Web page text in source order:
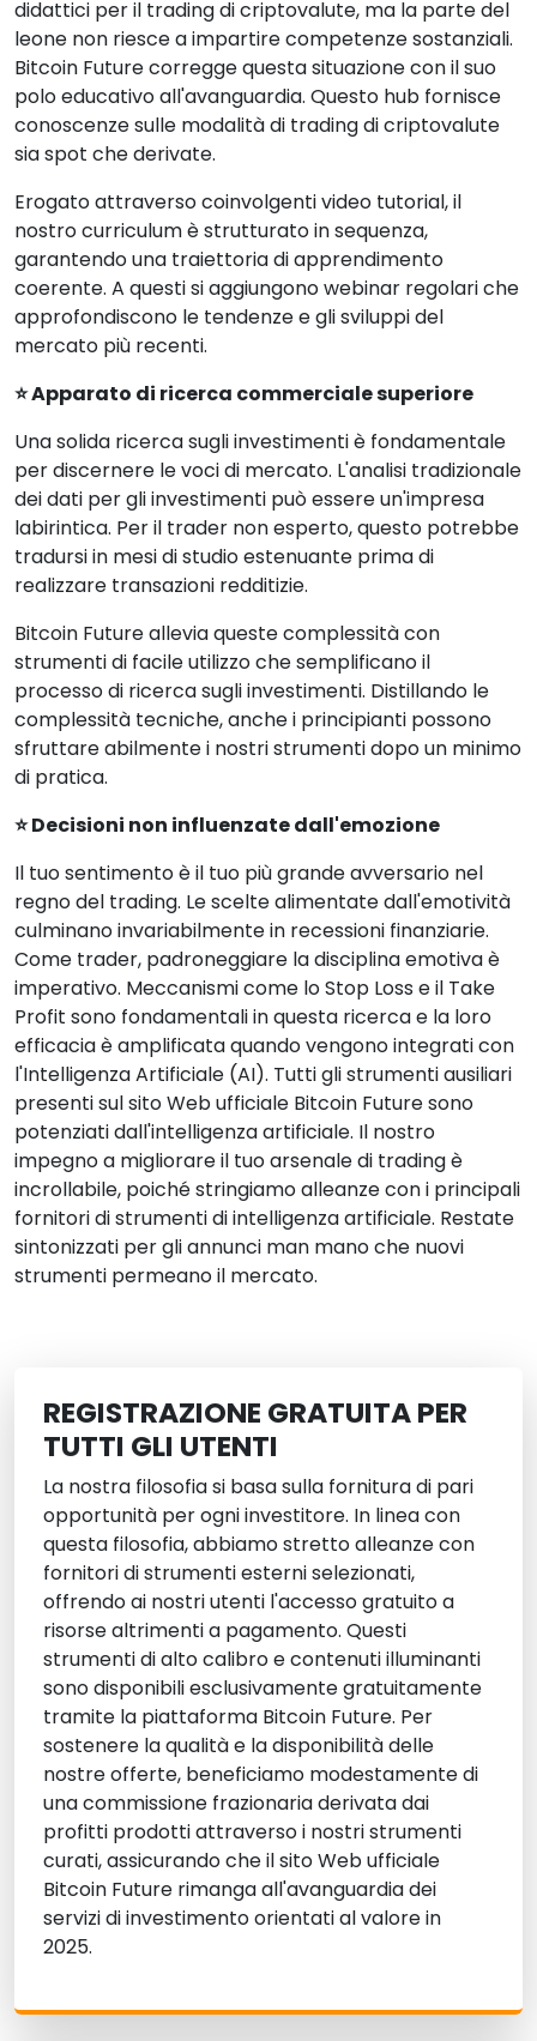
didattici per il trading di criptovalute, ma la parte del
leone non riesce a impartire competenze sostanziali.
Bitcoin Future corregge questa situazione con il suo
polo educativo all'avanguardia. Questo hub fornisce
conoscenze sulle modalità di trading di criptovalute
sia spot che derivate.
Erogato attraverso coinvolgenti video tutorial, il
nostro curriculum è strutturato in sequenza,
garantendo una traiettoria di apprendimento
coerente. A questi si aggiungono webinar regolari che
approfondiscono le tendenze e gli sviluppi del
mercato più recenti.
⭐ Apparato di ricerca commerciale superiore
Una solida ricerca sugli investimenti è fondamentale
per discernere le voci di mercato. L'analisi tradizionale
dei dati per gli investimenti può essere un'impresa
labirintica. Per il trader non esperto, questo potrebbe
tradursi in mesi di studio estenuante prima di
realizzare transazioni redditizie.
Bitcoin Future allevia queste complessità con
strumenti di facile utilizzo che semplificano il
processo di ricerca sugli investimenti. Distillando le
complessità tecniche, anche i principianti possono
sfruttare abilmente i nostri strumenti dopo un minimo
di pratica.
⭐ Decisioni non influenzate dall'emozione
Il tuo sentimento è il tuo più grande avversario nel
regno del trading. Le scelte alimentate dall'emotività
culminano invariabilmente in recessioni finanziarie.
Come trader, padroneggiare la disciplina emotiva è
imperativo. Meccanismi come lo Stop Loss e il Take
Profit sono fondamentali in questa ricerca e la loro
efficacia è amplificata quando vengono integrati con
l'Intelligenza Artificiale (AI). Tutti gli strumenti ausiliari
presenti sul sito Web ufficiale Bitcoin Future sono
potenziati dall'intelligenza artificiale. Il nostro
impegno a migliorare il tuo arsenale di trading è
incrollabile, poiché stringiamo alleanze con i principali
fornitori di strumenti di intelligenza artificiale. Restate
sintonizzati per gli annunci man mano che nuovi
strumenti permeano il mercato.
REGISTRAZIONE GRATUITA PER
TUTTI GLI UTENTI
La nostra filosofia si basa sulla fornitura di pari
opportunità per ogni investitore. In linea con
questa filosofia, abbiamo stretto alleanze con
fornitori di strumenti esterni selezionati,
offrendo ai nostri utenti l'accesso gratuito a
risorse altrimenti a pagamento. Questi
strumenti di alto calibro e contenuti illuminanti
sono disponibili esclusivamente gratuitamente
tramite la piattaforma Bitcoin Future. Per
sostenere la qualità e la disponibilità delle
nostre offerte, beneficiamo modestamente di
una commissione frazionaria derivata dai
profitti prodotti attraverso i nostri strumenti
curati, assicurando che il sito Web ufficiale
Bitcoin Future rimanga all'avanguardia dei
servizi di investimento orientati al valore in
2025.